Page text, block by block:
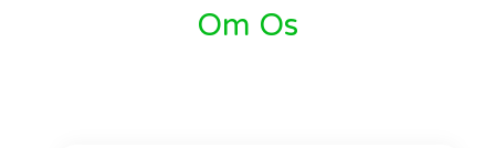
Om Os